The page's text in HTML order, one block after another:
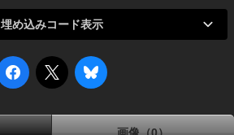
埋め込みコード表示